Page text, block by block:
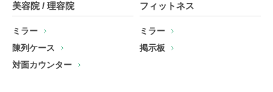
美容院 / 理容院
ミラー
陳列ケース
対面カウンター
フィットネス
ミラー
掲示板